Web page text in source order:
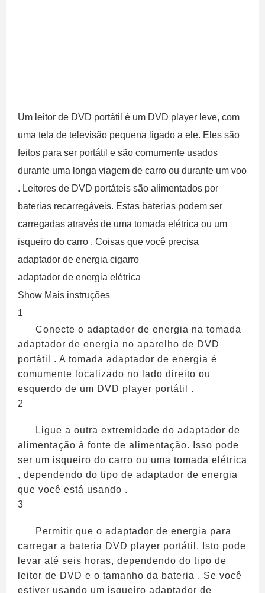
Um leitor de DVD portátil é um DVD player leve, com
uma tela de televisão pequena ligado a ele. Eles são
feitos para ser portátil e são comumente usados ​​
durante uma longa viagem de carro ou durante um voo
. Leitores de DVD portáteis são alimentados por
baterias recarregáveis. Estas baterias podem ser
carregadas através de uma tomada elétrica ou um
isqueiro do carro . Coisas que você precisa
adaptador de energia cigarro
adaptador de energia elétrica
Show Mais instruções
1
Conecte o adaptador de energia na tomada
adaptador de energia no aparelho de DVD
portátil . A tomada adaptador de energia é
comumente localizado no lado direito ou
esquerdo de um DVD player portátil .
2
Ligue a outra extremidade do adaptador de
alimentação à fonte de alimentação. Isso pode
ser um isqueiro do carro ou uma tomada elétrica
, dependendo do tipo de adaptador de energia
que você está usando .
3
Permitir que o adaptador de energia para
carregar a bateria DVD player portátil. Isto pode
levar até seis horas, dependendo do tipo de
leitor de DVD e o tamanho da bateria . Se você
estiver usando um isqueiro adaptador de